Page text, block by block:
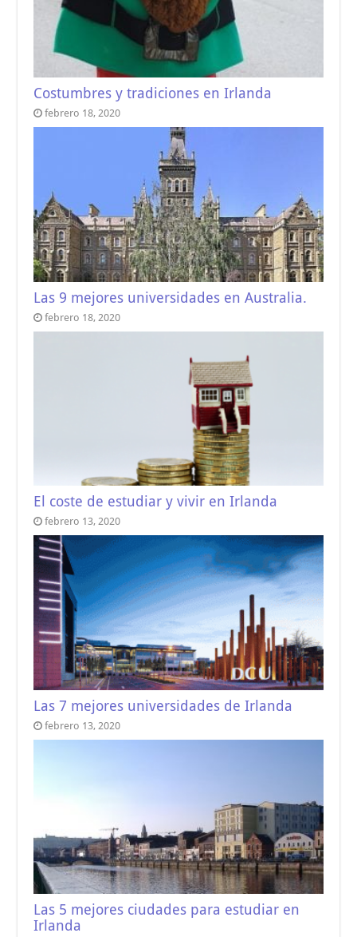
Costumbres y tradiciones en Irlanda
febrero 18, 2020
Las 9 mejores universidades en Australia.
febrero 18, 2020
El coste de estudiar y vivir en Irlanda
febrero 13, 2020
Las 7 mejores universidades de Irlanda
febrero 13, 2020
Las 5 mejores ciudades para estudiar en
Irlanda